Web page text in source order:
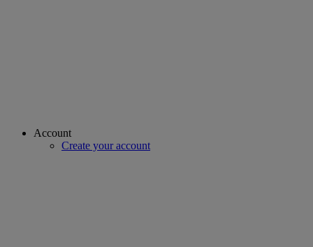
Account
Create your account